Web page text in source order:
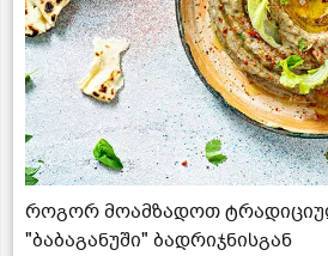
როგორ მოამზადოთ
"ბაბაგანუში" ბადრიჯნისგან